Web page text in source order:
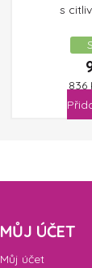
s
836
MŮJ ÚČET
Můj účet